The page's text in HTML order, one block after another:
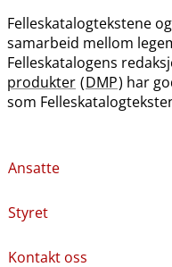
Felleskatalogtekstene
samarbeid mellom
Felleskatalogens
produkter (DMP) har
som
Ansatte
Styret
Kontakt oss